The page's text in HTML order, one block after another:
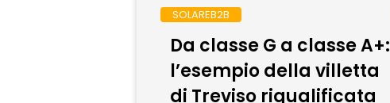
SOLAREB2B
Da classe G a classe A+:
l’esempio della villetta
di Treviso riqualificata